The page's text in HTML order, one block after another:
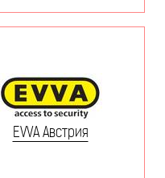
EVVA Австрия